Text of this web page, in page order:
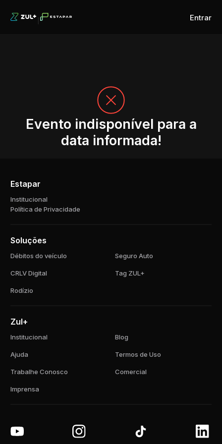
Entrar
Evento indisponível para a
data informada!
Estapar
Institucional
Política de Privacidade
Soluções
Débitos do veículo Seguro Auto
CRLV Digital Tag ZUL+
Rodízio
Zul+
Institucional Blog
Ajuda Termos de Uso
Trabalhe Conosco Comercial
Imprensa